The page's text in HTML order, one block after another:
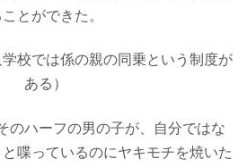
ことができた。
学校では係の親の同乗という制度が
ある）
のハーフの男の子が、
自分ではな
喋っているのにヤキモチを焼いた